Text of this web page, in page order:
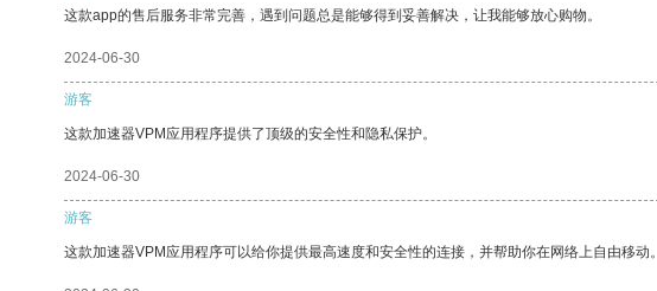
这款app的售后服务非常完善，遇到问题总是能够得到妥善解决，让我能够放心购物。
2024-06-30
游客
这款加速器VPM应用程序提供了顶级的安全性和隐私保护。
2024-06-30
游客
这款加速器VPM应用程序可以给你提供最高速度和安全性的连接，并帮助你在网络上自由移动。